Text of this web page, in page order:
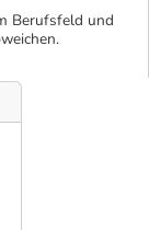
Berufsfeld und